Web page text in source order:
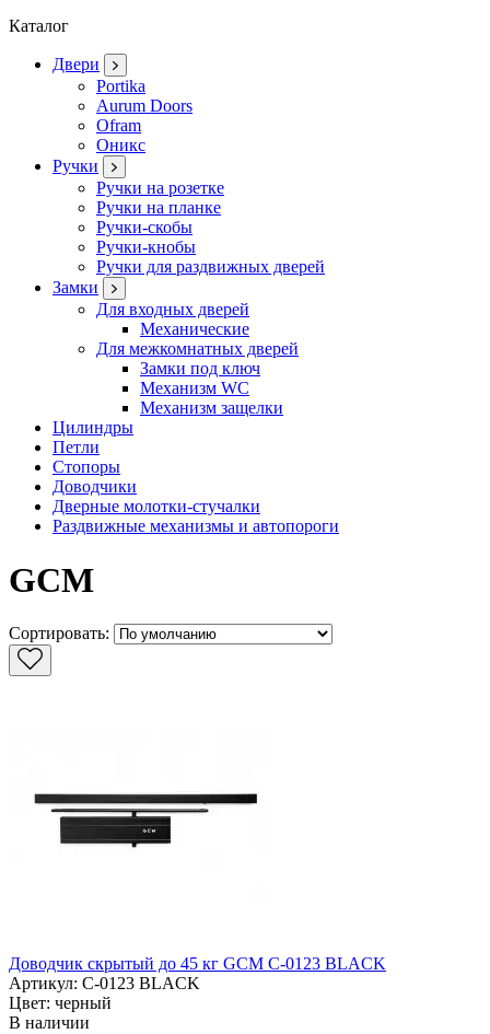
Каталог
Двери
Portika
Aurum Doors
Ofram
Оникс
Ручки
Ручки на розетке
Ручки на планке
Ручки-скобы
Ручки-кнобы
Ручки для раздвижных дверей
Замки
Для входных дверей
Механические
Для межкомнатных дверей
Замки под ключ
Механизм WC
Механизм защелки
Цилиндры
Петли
Стопоры
Доводчики
Дверные молотки-стучалки
Раздвижные механизмы и автопороги
GCM
Cортировать:
Доводчик скрытый до 45 кг GCM C-0123 BLACK
Артикул: C-0123 BLACK
Цвет: черный
В наличии